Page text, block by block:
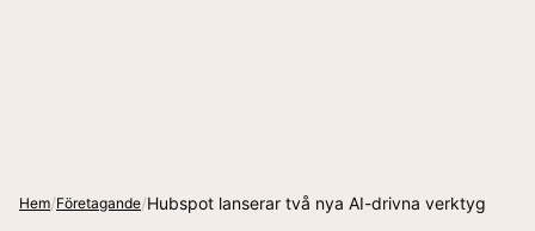
Hem/Företagande/Hubspot lanserar två nya AI-drivna verktyg